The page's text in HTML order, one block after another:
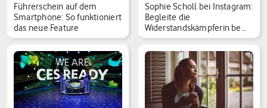
Führerschein auf dem
Smartphone: So funktioniert
das neue Feature
Sophie Scholl bei Instagram:
Begleite die
Widerstandskämpferin be…